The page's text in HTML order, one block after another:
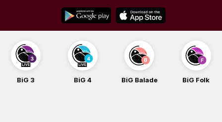
content
BiG 3 BiG 4 BiG Balade BiG Folk